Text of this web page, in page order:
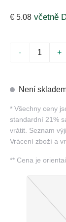
€ 5.08 včetně
- +
Není
* Všechny ceny
standardní 21%
vrátit. Seznam
Vrácení zboží a
** Cena je